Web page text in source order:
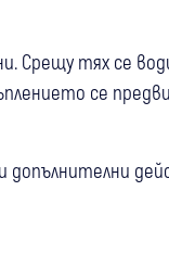
Срещу тях се
се